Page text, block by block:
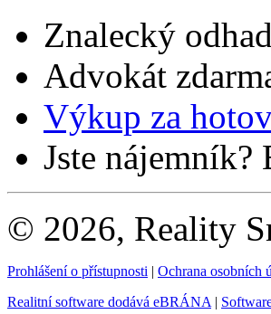
Znalecký
Advokát
Výkup za
Jste
© 2026, Reality
Prohlášení o přístupnosti | Ochrana osobních
Realitní software dodává eBRÁNA |